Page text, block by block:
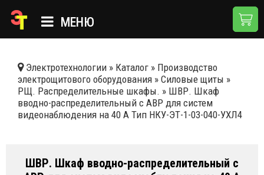
МЕНЮ
КАТАЛОГ
О КОМПАНИИ
НОВОСТИ
Электротехнологии » Каталог » Производство
электрощитового оборудования » Силовые щиты »
РЩ. Распределительные шкафы. » ШВР. Шкаф
вводно-распределительный с АВР для систем
видеонаблюдения на 40 А Тип НКУ-ЭТ-1-03-040-УХЛ4
ШВР. Шкаф вводно-распределительный с